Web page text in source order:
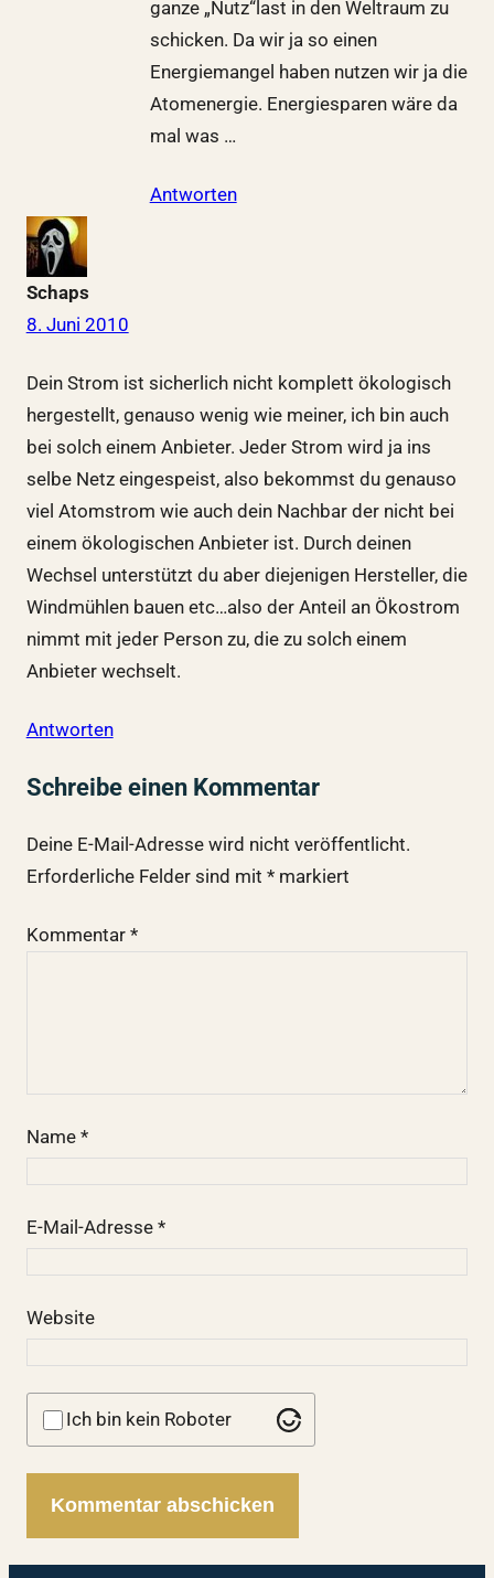
ganze „Nutz“last in den Weltraum zu
schicken. Da wir ja so einen
Energiemangel haben nutzen wir ja die
Atomenergie. Energiesparen wäre da
mal was …
Antworten
Schaps
8. Juni 2010
Dein Strom ist sicherlich nicht komplett ökologisch
hergestellt, genauso wenig wie meiner, ich bin auch
bei solch einem Anbieter. Jeder Strom wird ja ins
selbe Netz eingespeist, also bekommst du genauso
viel Atomstrom wie auch dein Nachbar der nicht bei
einem ökologischen Anbieter ist. Durch deinen
Wechsel unterstützt du aber diejenigen Hersteller, die
Windmühlen bauen etc…also der Anteil an Ökostrom
nimmt mit jeder Person zu, die zu solch einem
Anbieter wechselt.
Antworten
Schreibe einen Kommentar
Deine E-Mail-Adresse wird nicht veröffentlicht.
Erforderliche Felder sind mit *markiert
Kommentar *
Name *
E-Mail-Adresse *
Website
Ich bin kein Roboter